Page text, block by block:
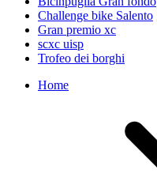
Challenge bike Salento
Gran premio xc
scxc uisp
Trofeo dei borghi
Home